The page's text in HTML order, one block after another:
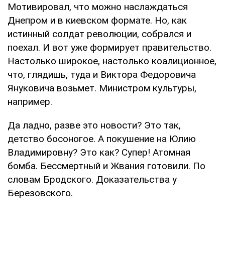
Мотивировал, что можно наслаждаться
Днепром и в киевском формате. Но, как
истинный солдат революции, собрался и
поехал. И вот уже формирует правительство.
Настолько широкое, настолько коалиционное,
что, глядишь, туда и Виктора Федоровича
Януковича возьмет. Министром культуры,
например.
Да ладно, разве это новости? Это так,
детство босоногое. А покушение на Юлию
Владимировну? Это как? Супер! Атомная
бомба. Бессмертный и Жвания готовили. По
словам Бродского. Доказательства у
Березовского.